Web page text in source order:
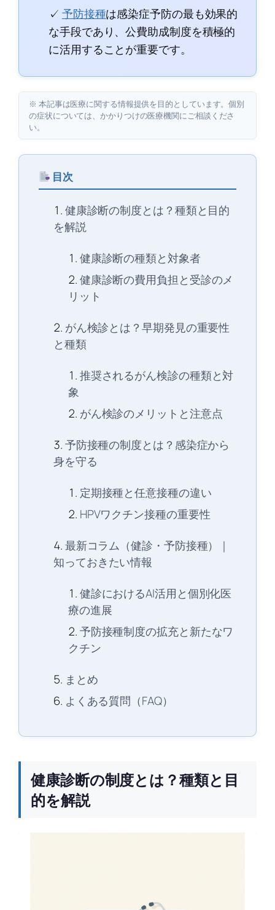
✓ 予防接種は感染症予防の最も効果的
な手段であり、公費助成制度を積極的
に活用することが重要です。
※ 本記事は医療に関する情報提供を目的としています。個別
の症状については、かかりつけの医療機関にご相談くださ
い。
目次
健康診断の制度とは？種類と目的
を解説
健康診断の種類と対象者
健康診断の費用負担と受診のメ
リット
がん検診とは？早期発見の重要性
と種類
推奨されるがん検診の種類と対
象
がん検診のメリットと注意点
予防接種の制度とは？感染症から
身を守る
定期接種と任意接種の違い
HPVワクチン接種の重要性
最新コラム（健診・予防接種）｜
知っておきたい情報
健診におけるAI活用と個別化医
療の進展
予防接種制度の拡充と新たなワ
クチン
まとめ
よくある質問（FAQ）
健康診断の制度とは？種類と目
的を解説